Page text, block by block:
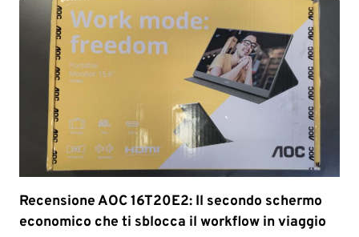
Recensione AOC 16T20E2: Il secondo schermo
economico che ti sblocca il workflow in viaggio